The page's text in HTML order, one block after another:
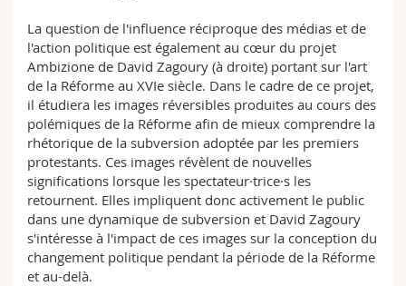
La question de l'influence réciproque des médias et de
l'action politique est également au cœur du projet
Ambizione de David Zagoury (à droite) portant sur l'art
de la Réforme au XVIe siècle. Dans le cadre de ce projet,
il étudiera les images réversibles produites au cours des
polémiques de la Réforme afin de mieux comprendre la
rhétorique de la subversion adoptée par les premiers
protestants. Ces images révèlent de nouvelles
significations lorsque les spectateur·trice·s les
retournent. Elles impliquent donc activement le public
dans une dynamique de subversion et David Zagoury
s'intéresse à l'impact de ces images sur la conception du
changement politique pendant la période de la Réforme
et au-delà.